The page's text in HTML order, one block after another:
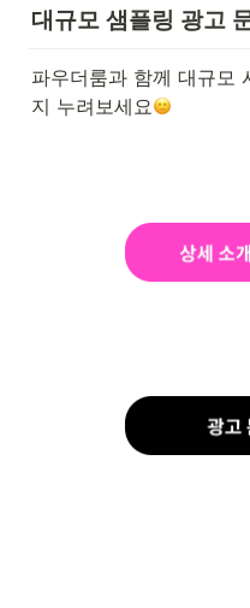
대규모 샘플링 광고
파우더룸과 함께 대규모
지 누려보세요